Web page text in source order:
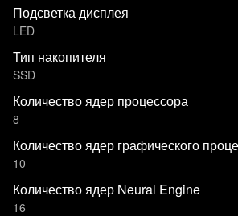
Подсветка дисплея
LED
Тип накопителя
SSD
Количество ядер процессора
8
Количество ядер графического
10
Количество ядер Neural Engine
16